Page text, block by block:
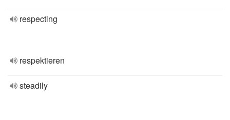
respecting
respektieren
steadily